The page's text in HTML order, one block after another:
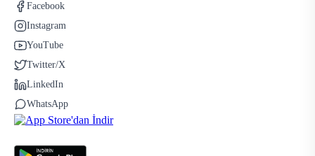
Facebook
Instagram
YouTube
Twitter/X
LinkedIn
WhatsApp